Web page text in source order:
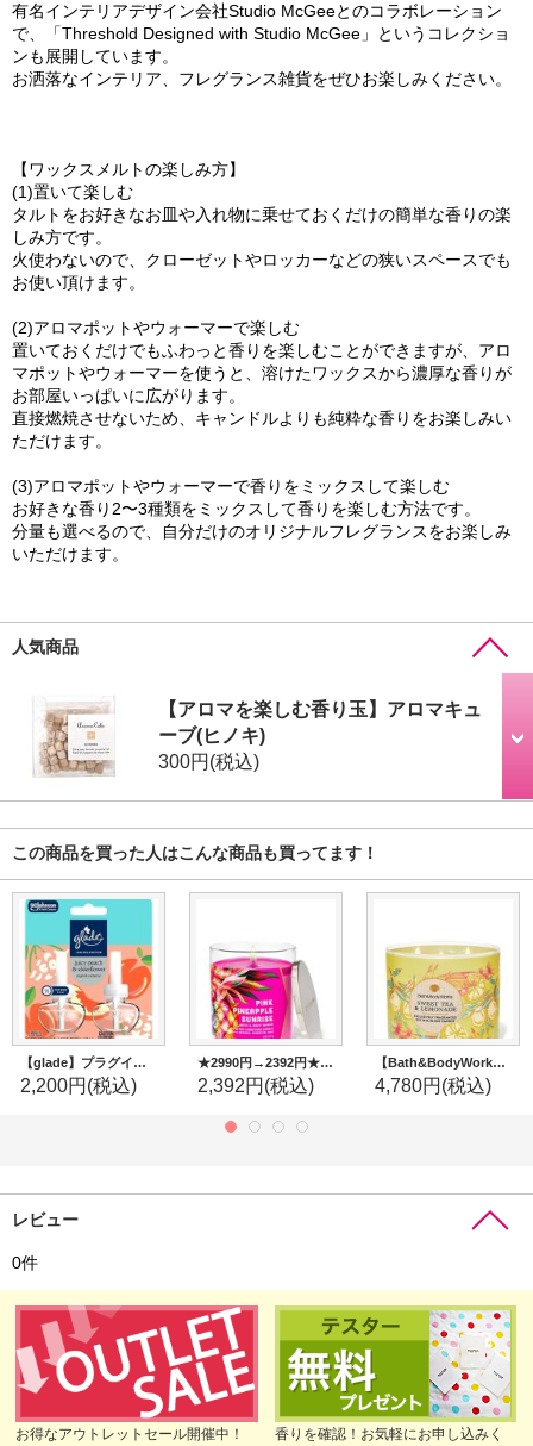
有名インテリアデザイン会社Studio McGeeとのコラボレーション
で、「Threshold Designed with Studio McGee」というコレクショ
ンも展開しています。
お洒落なインテリア、フレグランス雑貨をぜひお楽しみください。
【ワックスメルトの楽しみ方】
(1)置いて楽しむ
タルトをお好きなお皿や入れ物に乗せておくだけの簡単な香りの楽
しみ方です。
火使わないので、クローゼットやロッカーなどの狭いスペースでも
お使い頂けます。
(2)アロマポットやウォーマーで楽しむ
置いておくだけでもふわっと香りを楽しむことができますが、アロ
マポットやウォーマーを使うと、溶けたワックスから濃厚な香りが
お部屋いっぱいに広がります。
直接燃焼させないため、キャンドルよりも純粋な香りをお楽しみい
ただけます。
(3)アロマポットやウォーマーで香りをミックスして楽しむ
お好きな香り2〜3種類をミックスして香りを楽しむ方法です。
分量も選べるので、自分だけのオリジナルフレグランスをお楽しみ
いただけます。
人気商品
【アロマを楽しむ香り玉】アロマキュ
ーブ(ヒノキ)
300円(税込)
この商品を買った人はこんな商品も買ってます！
【glade】プラグインオイルリフィル(2個入)：ジューシーピーチ＆エルダーフラワー
2,200円(税込)
★2990円→2392円★【Bath&BodyWorks】シグネチャー1-wickキャンドル（8oz）：ピンクパイナップルサンライズ
2,392円(税込)
【Bath&BodyWorks】3-wickキャンドル（14.5oz）：スイートティー＆レモネード
4,780円(税込)
レビュー
0件
お得なアウトレットセール開催中！
香りを確認！お気軽にお申し込みく